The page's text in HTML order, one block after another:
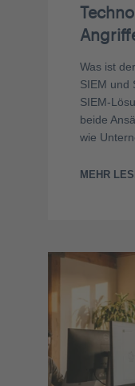
Was ist
SIEM und
SIEM-
beide
wie
MEHR